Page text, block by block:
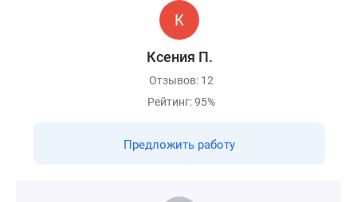
Ксения П.
Отзывов: 12
Рейтинг: 95%
Предложить работу